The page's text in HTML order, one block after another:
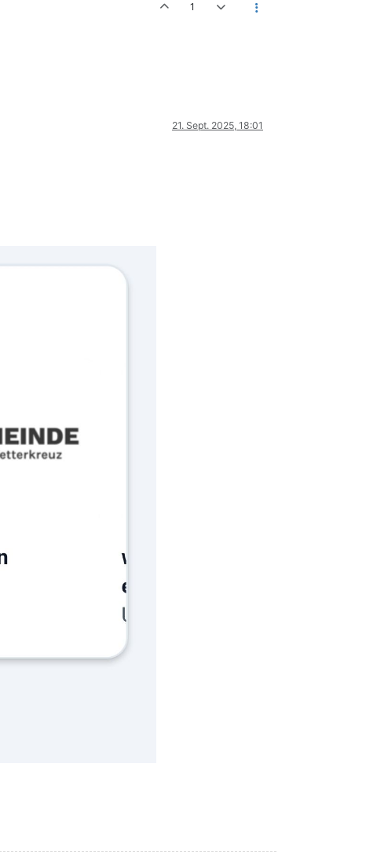
1
21. Sept. 2025, 18:01